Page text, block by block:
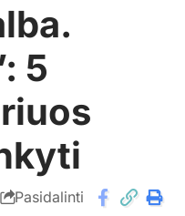
5
Pasidalinti